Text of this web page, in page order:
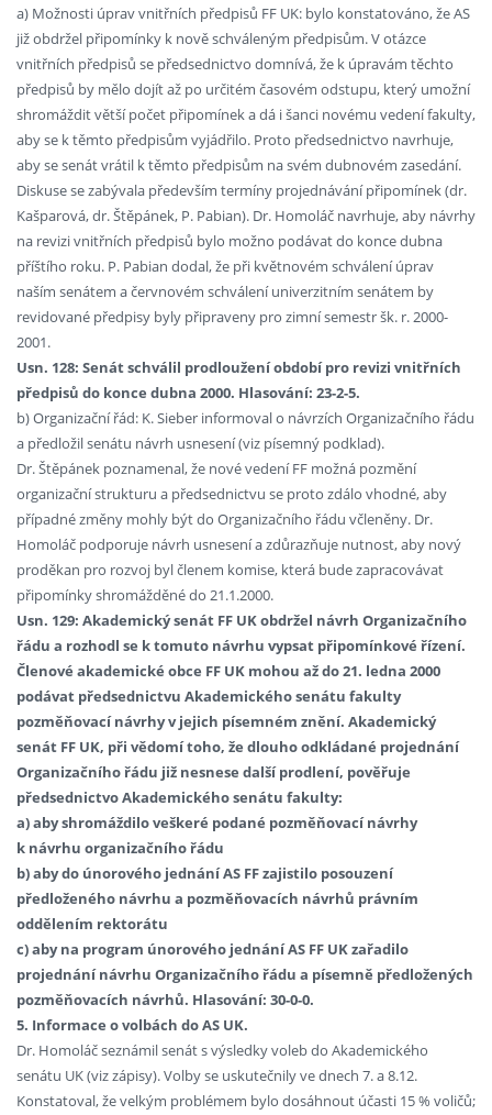
a) Možnosti úprav vnitřních předpisů FF UK: bylo konstatováno, že AS
již obdržel připomínky k nově schváleným předpisům. V otázce
vnitřních předpisů se předsednictvo domnívá, že k úpravám těchto
předpisů by mělo dojít až po určitém časovém odstupu, který umožní
shromáždit větší počet připomínek a dá i šanci novému vedení fakulty,
aby se k těmto předpisům vyjádřilo. Proto předsednictvo navrhuje,
aby se senát vrátil k těmto předpisům na svém dubnovém zasedání.
Diskuse se zabývala především termíny projednávání připomínek (dr.
Kašparová, dr. Štěpánek, P. Pabian). Dr. Homoláč navrhuje, aby návrhy
na revizi vnitřních předpisů bylo možno podávat do konce dubna
příštího roku. P. Pabian dodal, že při květnovém schválení úprav
naším senátem a červnovém schválení univerzitním senátem by
revidované předpisy byly připraveny pro zimní semestr šk. r. 2000-
2001.
Usn. 128: Senát schválil prodloužení období pro revizi vnitřních
předpisů do konce dubna 2000. Hlasování: 23-2-5.
b) Organizační řád: K. Sieber informoval o návrzích Organizačního řádu
a předložil senátu návrh usnesení (viz písemný podklad).
Dr. Štěpánek poznamenal, že nové vedení FF možná pozmění
organizační strukturu a předsednictvu se proto zdálo vhodné, aby
případné změny mohly být do Organizačního řádu včleněny. Dr.
Homoláč podporuje návrh usnesení a zdůrazňuje nutnost, aby nový
proděkan pro rozvoj byl členem komise, která bude zapracovávat
připomínky shromážděné do 21.1.2000.
Usn. 129: Akademický senát FF UK obdržel návrh Organizačního
řádu a rozhodl se k tomuto návrhu vypsat připomínkové řízení.
Členové akademické obce FF UK mohou až do 21. ledna 2000
podávat předsednictvu Akademického senátu fakulty
pozměňovací návrhy v jejich písemném znění. Akademický
senát FF UK, při vědomí toho, že dlouho odkládané projednání
Organizačního řádu již nesnese další prodlení, pověřuje
předsednictvo Akademického senátu fakulty:
a) aby shromáždilo veškeré podané pozměňovací návrhy
k návrhu organizačního řádu
b) aby do únorového jednání AS FF zajistilo posouzení
předloženého návrhu a pozměňovacích návrhů právním
oddělením rektorátu
c) aby na program únorového jednání AS FF UK zařadilo
projednání návrhu Organizačního řádu a písemně předložených
pozměňovacích návrhů. Hlasování: 30-0-0.
5. Informace o volbách do AS UK.
Dr. Homoláč seznámil senát s výsledky voleb do Akademického
senátu UK (viz zápisy). Volby se uskutečnily ve dnech 7. a 8.12.
Konstatoval, že velkým problémem bylo dosáhnout účasti 15 % voličů;